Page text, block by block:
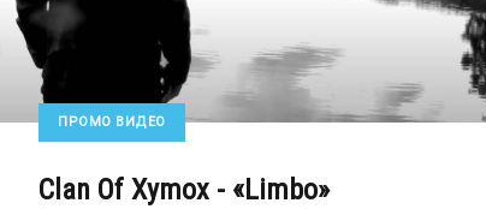
ПРОМО ВИДЕО
Clan Of Xymox - «Limbo»